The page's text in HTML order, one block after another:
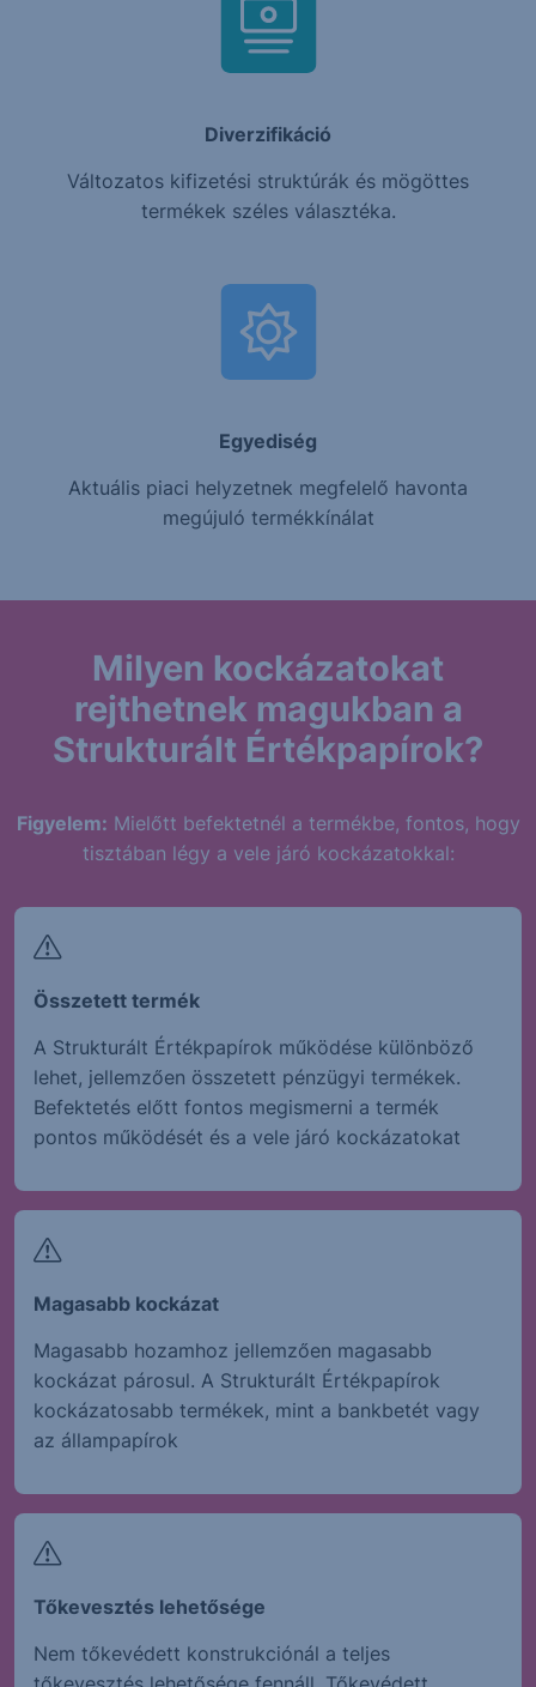
Diverzifikáció
Változatos kifizetési struktúrák és mögöttes
termékek széles választéka.
Egyediség
Aktuális piaci helyzetnek megfelelő havonta
megújuló termékkínálat
Milyen kockázatokat
rejthetnek magukban a
Strukturált Értékpapírok?
Figyelem: Mielőtt befektetnél a termékbe, fontos, hogy
tisztában légy a vele járó kockázatokkal:
Összetett termék
A Strukturált Értékpapírok működése különböző
lehet, jellemzően összetett pénzügyi termékek.
Befektetés előtt fontos megismerni a termék
pontos működését és a vele járó kockázatokat
Magasabb kockázat
Magasabb hozamhoz jellemzően magasabb
kockázat párosul. A Strukturált Értékpapírok
kockázatosabb termékek, mint a bankbetét vagy
az állampapírok
Tőkevesztés lehetősége
Nem tőkevédett konstrukciónál a teljes